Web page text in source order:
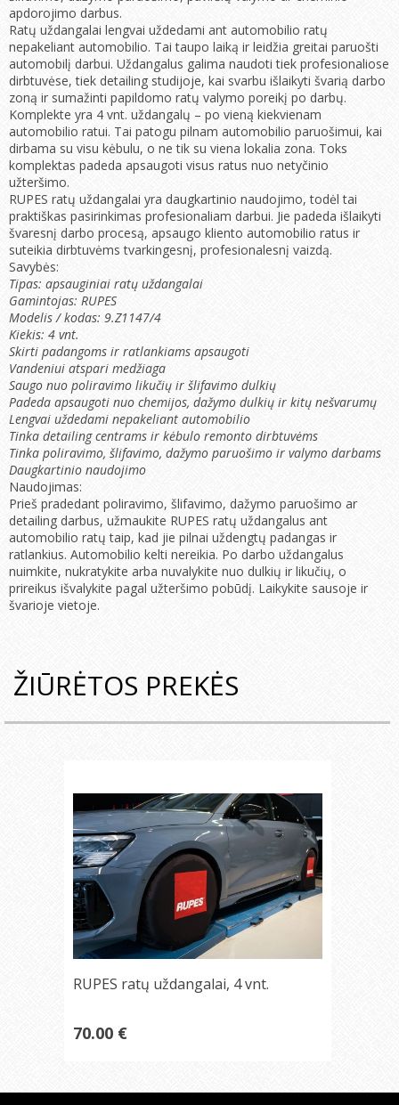
apdorojimo darbus.
Ratų uždangalai lengvai uždedami ant automobilio ratų
nepakeliant automobilio. Tai taupo laiką ir leidžia greitai paruošti
automobilį darbui. Uždangalus galima naudoti tiek profesionaliose
dirbtuvėse, tiek detailing studijoje, kai svarbu išlaikyti švarią darbo
zoną ir sumažinti papildomo ratų valymo poreikį po darbų.
Komplekte yra 4 vnt. uždangalų – po vieną kiekvienam
automobilio ratui. Tai patogu pilnam automobilio paruošimui, kai
dirbama su visu kėbulu, o ne tik su viena lokalia zona. Toks
komplektas padeda apsaugoti visus ratus nuo netyčinio
užteršimo.
RUPES ratų uždangalai yra daugkartinio naudojimo, todėl tai
praktiškas pasirinkimas profesionaliam darbui. Jie padeda išlaikyti
švaresnį darbo procesą, apsaugo kliento automobilio ratus ir
suteikia dirbtuvėms tvarkingesnį, profesionalesnį vaizdą.
Savybės:
Tipas: apsauginiai ratų uždangalai
Gamintojas: RUPES
Modelis / kodas: 9.Z1147/4
Kiekis: 4 vnt.
Skirti padangoms ir ratlankiams apsaugoti
Vandeniui atspari medžiaga
Saugo nuo poliravimo likučių ir šlifavimo dulkių
Padeda apsaugoti nuo chemijos, dažymo dulkių ir kitų nešvarumų
Lengvai uždedami nepakeliant automobilio
Tinka detailing centrams ir kėbulo remonto dirbtuvėms
Tinka poliravimo, šlifavimo, dažymo paruošimo ir valymo darbams
Daugkartinio naudojimo
Naudojimas:
Prieš pradedant poliravimo, šlifavimo, dažymo paruošimo ar
detailing darbus, užmaukite RUPES ratų uždangalus ant
automobilio ratų taip, kad jie pilnai uždengtų padangas ir
ratlankius. Automobilio kelti nereikia. Po darbo uždangalus
nuimkite, nukratykite arba nuvalykite nuo dulkių ir likučių, o
prireikus išvalykite pagal užteršimo pobūdį. Laikykite sausoje ir
švarioje vietoje.
ŽIŪRĖTOS PREKĖS
RUPES ratų uždangalai, 4 vnt.
70.00 €